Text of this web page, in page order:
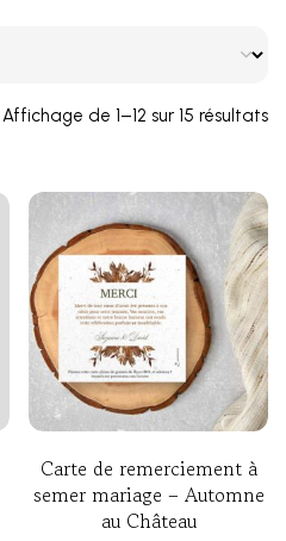
Affichage de 1–12 sur 15 résultats
Carte de remerciement à
semer mariage – Automne
au Château